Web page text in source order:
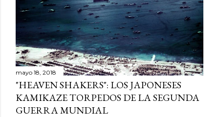
mayo 18, 2018
"HEAVEN SHAKERS": LOS JAPONESES
KAMIKAZE TORPEDOS DE LA SEGUNDA
GUERRA MUNDIAL